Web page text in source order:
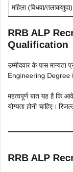
महिला (विधवा/तलाकशुदा)
RRB ALP
Qualification
उम्मीदवार के पास
Engineering Degree
महत्वपूर्ण बात यह है कि
योग्यता होनी चाहिए।
RRB ALP